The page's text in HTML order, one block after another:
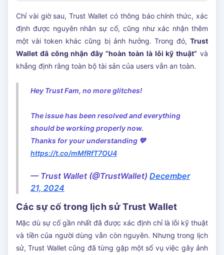
Chỉ vài giờ sau, Trust Wallet có thông báo chính thức, xác
định được nguyên nhân sự cố, cũng như xác nhận thêm
một vài token khác cũng bị ảnh hưởng. Trong đó, Trust
Wallet đã công nhận đây “hoàn toàn là lỗi kỹ thuật” và
khẳng định rằng toàn bộ tài sản của users vẫn an toàn.
Hey Trust Fam, no more glitches!
The issue has been resolved and everything
should be working properly now.
Thanks for your understanding 💙
https://t.co/mMfRfT7OU4
— Trust Wallet (@TrustWallet) December
21, 2024
Các sự cố trong lịch sử Trust Wallet
Mặc dù sự cố gần nhất đã được xác định chỉ là lỗi kỹ thuật
và tiền của người dùng vẫn còn nguyên. Nhưng trong lịch
sử, Trust Wallet cũng đã từng gặp một số vụ việc gây ảnh